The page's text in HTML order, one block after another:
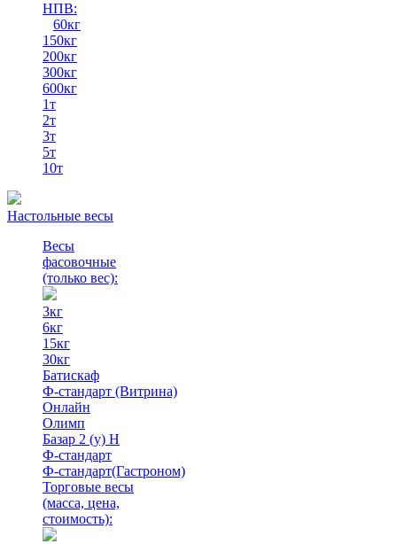
НПВ:
60кг
150кг
200кг
300кг
600кг
1т
2т
3т
5т
10т
Настольные весы
Весы
фасовочные
(только вес):
3кг
6кг
15кг
30кг
Батискаф
Ф-стандарт (Витрина)
Онлайн
Олимп
Базар 2 (у) Н
Ф-стандарт
Ф-стандарт(Гастроном)
Торговые весы
(масса, цена,
стоимость):